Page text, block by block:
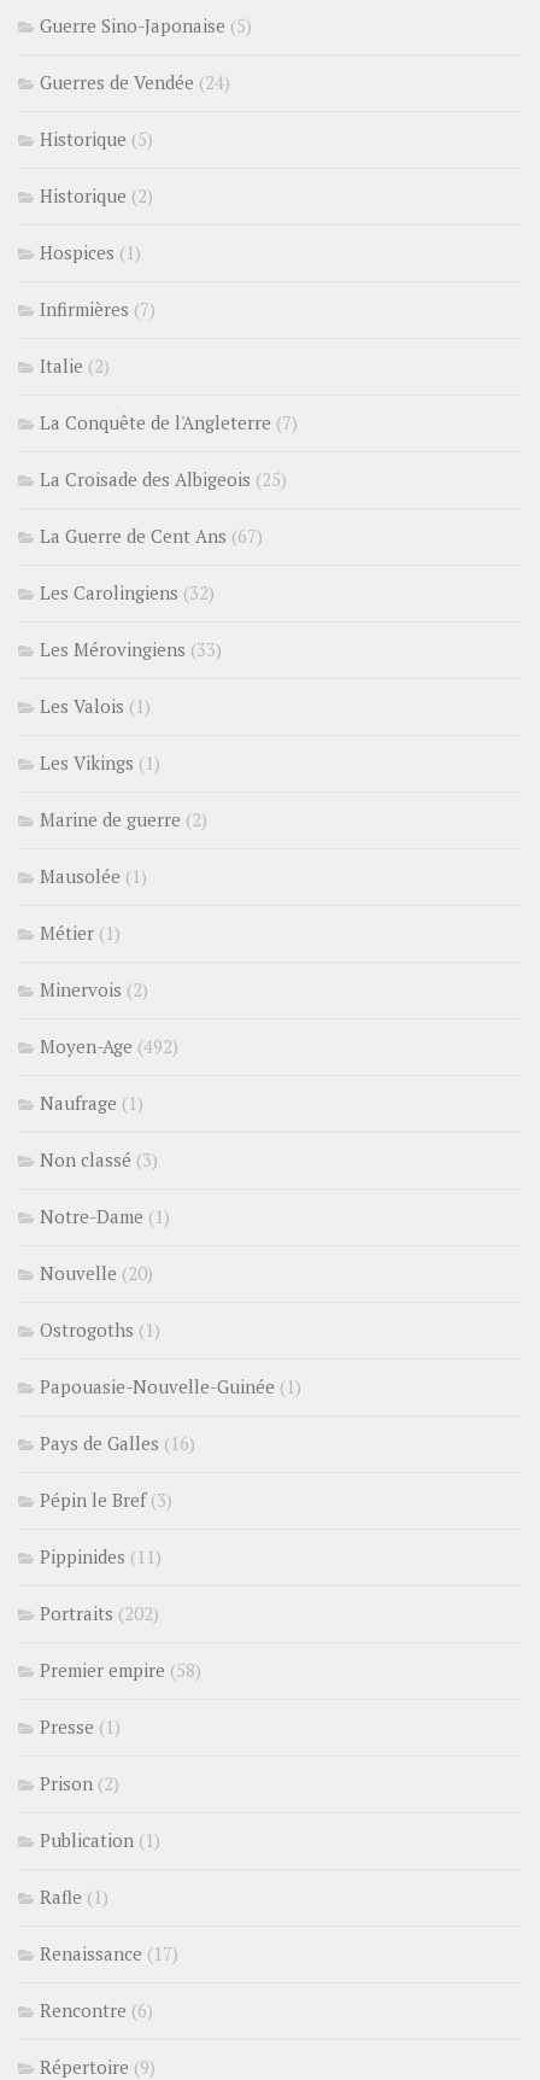
Guerre Sino-Japonaise (5)
Guerres de Vendée (24)
Historique (5)
Historique (2)
Hospices (1)
Infirmières (7)
Italie (2)
La Conquête de l'Angleterre (7)
La Croisade des Albigeois (25)
La Guerre de Cent Ans (67)
Les Carolingiens (32)
Les Mérovingiens (33)
Les Valois (1)
Les Vikings (1)
Marine de guerre (2)
Mausolée (1)
Métier (1)
Minervois (2)
Moyen-Age (492)
Naufrage (1)
Non classé (3)
Notre-Dame (1)
Nouvelle (20)
Ostrogoths (1)
Papouasie-Nouvelle-Guinée (1)
Pays de Galles (16)
Pépin le Bref(3)
Pippinides (11)
Portraits (202)
Premier empire (58)
Presse (1)
Prison (2)
Publication (1)
Rafle (1)
Renaissance (17)
Rencontre (6)
Répertoire (9)